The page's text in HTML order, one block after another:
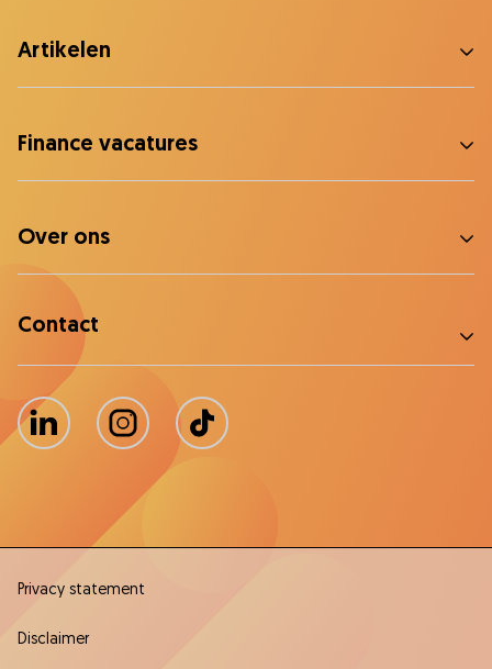
Artikelen
Finance vacatures
Over ons
Contact
LinkedIn Instagram TikTok
Privacy statement
Disclaimer